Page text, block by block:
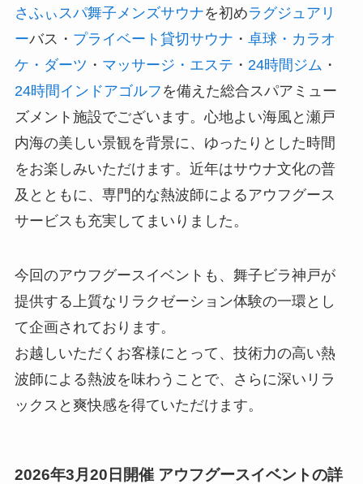
さふぃスパ舞子メンズサウナを初めラグジュアリ
ーバス・ プライベート貸切サウナ ・ 卓球・カラオ
ケ・ダーツ ・ マッサージ・エステ ・ 24時間ジム ・
24時間インドアゴルフ を備えた総合スパアミュー
ズメント施設でございます。心地よい海風と瀬戸
内海の美しい景観を背景に、ゆったりとした時間
をお楽しみいただけます。近年はサウナ文化の普
及とともに、専門的な熱波師によるアウフグース
サービスも充実してまいりました。
今回のアウフグースイベントも、舞子ビラ神戸が
提供する上質なリラクゼーション体験の一環とし
て企画されております。
お越しいただくお客様にとって、技術力の高い熱
波師による熱波を味わうことで、さらに深いリラ
ックスと爽快感を得ていただけます。
2026年3月20日開催 アウフグースイベントの詳